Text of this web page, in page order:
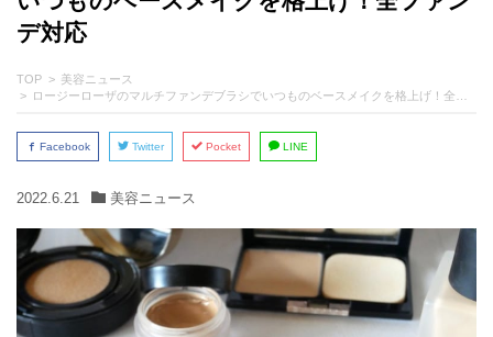
デ対応
TOP
美容ニュース
ロージーローザのマルチファンデブラシでいつものベースメイクを格上げ！全ファンデ対応
Facebook Twitter Pocket LINE
2022.6.21 美容ニュース